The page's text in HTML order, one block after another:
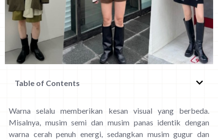
Table of Contents
Warna selalu memberikan kesan visual yang berbeda.
Misalnya, musim semi dan musim panas identik dengan
warna cerah penuh energi, sedangkan musim gugur dan